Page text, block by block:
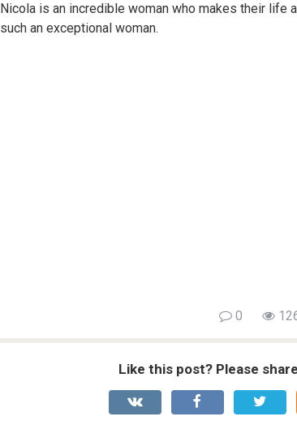
Nicola is an incredible woman who makes their life
such an exceptional woman.
0
Like this post? Please